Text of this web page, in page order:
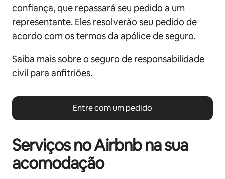
confiança, que repassará seu pedido a um
representante. Eles resolverão seu pedido de
acordo com os termos da apólice de seguro.
Saiba mais sobre o seguro de responsabilidade
civil para anfitriões.
Entre com um pedido
Serviços no Airbnb na sua
acomodação